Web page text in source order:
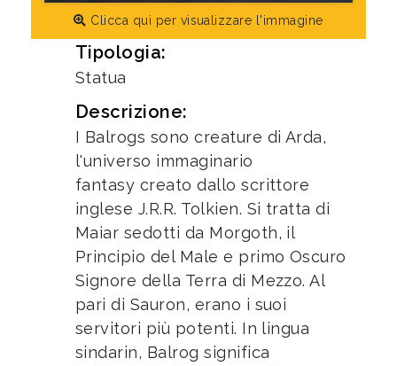
Clicca qui per visualizzare l'immagine
Tipologia:
Statua
Descrizione:
I Balrogs sono creature di Arda,
l'universo immaginario
fantasy creato dallo scrittore
inglese J.R.R. Tolkien. Si tratta di
Maiar sedotti da Morgoth, il
Principio del Male e primo Oscuro
Signore della Terra di Mezzo. Al
pari di Sauron, erano i suoi
servitori più potenti. In lingua
sindarin, Balrog significa